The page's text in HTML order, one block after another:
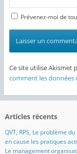
Prévenez-moi de
Ce site utilise Akismet
comment les données
Articles récents
QVT, RPS, Le problème
en cause les pratiques
Le management